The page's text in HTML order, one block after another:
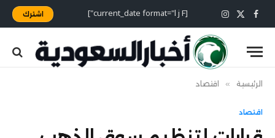
فيسبوك
X
(Twitter)
الانستغرام [current_date format="l j F"] اشترك
الرئيسية » اقتصاد
اقتصاد